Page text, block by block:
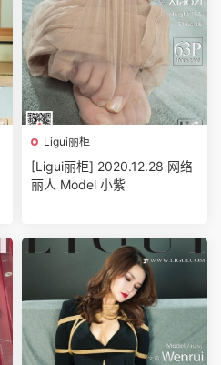
Ligui丽柜
[Ligui丽柜] 2020.12.28 网络
丽人 Model 小紫